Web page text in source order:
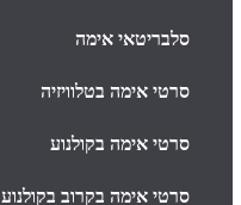
סלבריטאי אימה
סרטי אימה בטלוויזיה
סרטי אימה בקולנוע
סרטי אימה בקרוב בקולנוע